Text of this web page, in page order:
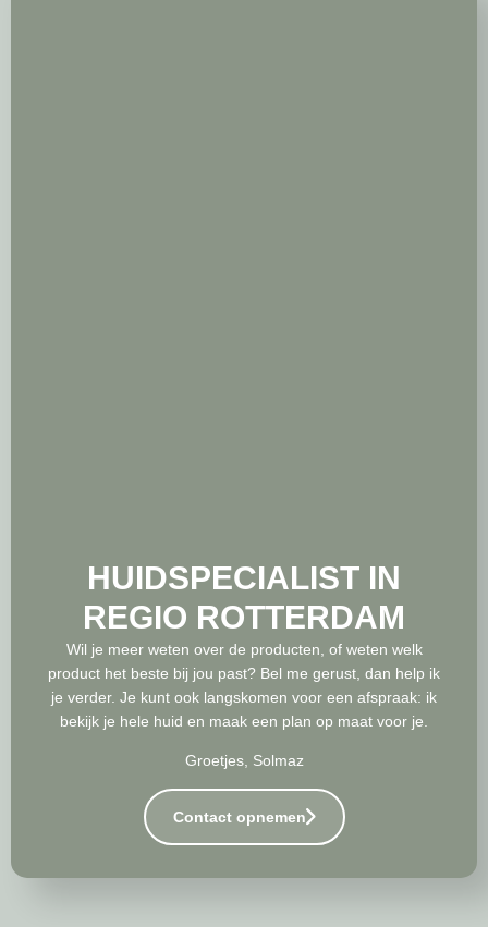
HUIDSPECIALIST IN
REGIO ROTTERDAM
Wil je meer weten over de producten, of weten welk
product het beste bij jou past? Bel me gerust, dan help ik
je verder. Je kunt ook langskomen voor een afspraak: ik
bekijk je hele huid en maak een plan op maat voor je.
Groetjes, Solmaz
Contact opnemen